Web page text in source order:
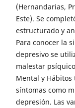
(Hernandarias,
Este). Se
estructurado y
Para conocer la
depresivo se
malestar
Mental y Hábitos
síntomas como
depresión. Las